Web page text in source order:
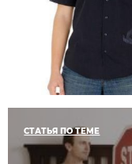
СТАТЬЯ ПО ТЕМЕ